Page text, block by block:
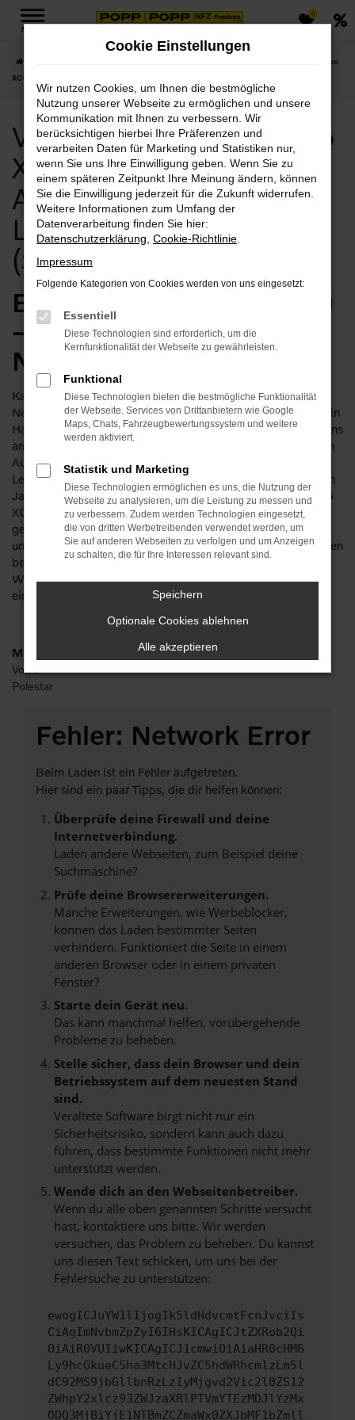
Zum
MENÜ
0
Volvo Halle (Saale), Volvo
XC40 Neuwagen Angebote mit Lieferservice nach Halle (Saale)
Volvo Halle (Saale), Volvo
XC40 Neuwagen
Angebote mit
Lieferservice nach Halle
(Saale)
Exzellent für Halle (Saale)
– der Volvo XC40
Neuwagen
Kaum zu toppen und doch erschwinglich. Ein Volvo XC40
Neuwagen ist die perfekte Wahl, wenn es um den Autokauf in
Halle (Saale) geht. Wer sich dieses Fahrzeug gönnt, ist bei uns
an der besten Adresse. Auf Basis von mehr als 110 Jahren im
Automobilbereich beraten wir kompetent und mit viel
Leidenschaft für Fahrzeuge. Des Weiteren sind wir seit vielen
Jahren Vertragshändler und entsprechend Experten für Volvo
XC40 Neuwagen. Kundinnen und Kunden aus Halle (Saale)
gelagen seit vielen Jahren zu uns und erfreuen sich an
unserem herausragenden Service. Natürlich kommen wir Ihnen
beim Volvo XC40 Neuwagen auch preislich gern entgegen.
Wie wäre es beispielsweise mit einer Finanzierung oder
einem Leasingangebot? Bei uns kein Problem.
Marken
Volvo
Polestar
Fehler: Network Error
Beim Laden ist ein Fehler aufgetreten.
Hier sind ein paar Tipps, die dir helfen können:
Überprüfe deine Firewall und deine
Internetverbindung.
Laden andere Webseiten, zum Beispiel deine
Suchmaschine?
Prüfe deine Browsererweiterungen.
Manche Erweiterungen, wie Werbeblocker,
können das Laden bestimmter Seiten
verhindern. Funktioniert die Seite in einem
anderen Browser oder in einem privaten
Fenster?
Starte dein Gerät neu.
Das kann manchmal helfen, vorübergehende
Probleme zu beheben.
Stelle sicher, dass dein Browser und dein
Betriebssystem auf dem neuesten Stand
sind.
Veraltete Software birgt nicht nur ein
Sicherheitsrisiko, sondern kann auch dazu
führen, dass bestimmte Funktionen nicht mehr
unterstützt werden.
Wende dich an den Webseitenbetreiber.
Wenn du alle oben genannten Schritte versucht
hast, kontaktiere uns bitte. Wir werden
versuchen, das Problem zu beheben. Du kannst
uns diesen Text schicken, um uns bei der
Fehlersuche zu unterstützen:
ewogICJuYW1lIjogIk5ldHdvcmtFcnJvciIs
CiAgImNvbmZpZyI6IHsKICAgICJtZXRob2Qi
OiAiR0VUIiwKICAgICJ1cmwiOiAiaHR0cHM6
Ly9hcGkueC5ha3MtcHJvZC5hdWRhcmlzLm5l
dC92MS9jbGllbnRzLzIyMjgvd2Vic2l0ZS12
ZWhpY2xlcz93ZWJzaXRlPTVmYTEzMDJlYzMx
ODQ3MjBiYjE1NTBmZCZmaWx0ZXJbMF1bZmll
Cookie Einstellungen
Wir nutzen Cookies, um Ihnen die bestmögliche
Nutzung unserer Webseite zu ermöglichen und unsere
Kommunikation mit Ihnen zu verbessern. Wir
berücksichtigen hierbei Ihre Präferenzen und
verarbeiten Daten für Marketing und Statistiken nur,
wenn Sie uns Ihre Einwilligung geben. Wenn Sie zu
einem späteren Zeitpunkt Ihre Meinung ändern, können
Sie die Einwilligung jederzeit für die Zukunft widerrufen.
Weitere Informationen zum Umfang der
Datenverarbeitung finden Sie hier:
Datenschutzerklärung Cookie-Richtlinie
Impressum
Folgende Kategorien von Cookies werden von uns eingesetzt:
Essentiell
Diese Technologien sind erforderlich, um die
Kernfunktionalität der Webseite zu gewährleisten.
Funktional
Diese Technologien bieten die bestmögliche Funktionalität
der Webseite. Services von Drittanbietern wie Google
Maps, Chats, Fahrzeugbewertungssystem und weitere
werden aktiviert.
Statistik und Marketing
Diese Technologien ermöglichen es uns, die Nutzung der
Webseite zu analysieren, um die Leistung zu messen und
zu verbessern. Zudem werden Technologien eingesetzt,
die von dritten Werbetreibenden verwendet werden, um
Sie auf anderen Webseiten zu verfolgen und um Anzeigen
zu schalten, die für Ihre Interessen relevant sind.
Speichern
Optionale Cookies ablehnen
Alle akzeptieren